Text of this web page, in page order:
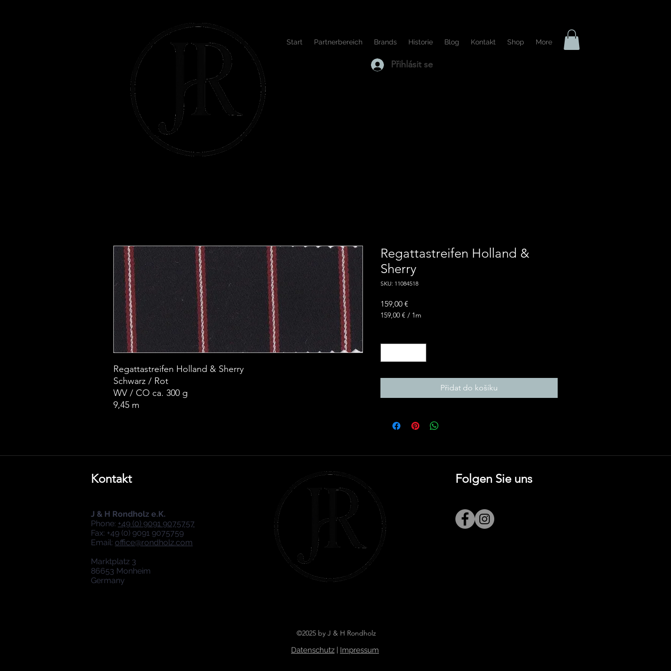
Start Partnerbereich Brands Historie Blog Kontakt Shop More
Přihlásit se
Regattastreifen Holland & Sherry
Schwarz / Rot
WV / CO ca. 300 g
9,45 m
Regattastreifen Holland &
Sherry
SKU: 11084518
159,00 €
159,00 € / 1m
1
Přidat do košíku
Kontakt
J & H Rondholz e.K.
Phone: +49 (0) 9091 9075757
Fax: +49 (0) 9091 9075759
Email: office@rondholz.com
Marktplatz 3
86653 Monheim
Germany
Folgen Sie uns
©2025 by J & H Rondholz
Datenschutz | Impressum